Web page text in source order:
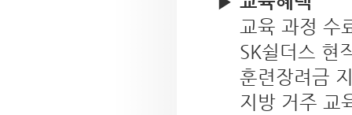
교육 과정 수
SK쉴더스 현
훈련장려금
지방 거주 교